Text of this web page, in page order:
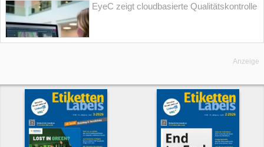
EyeC zeigt cloudbasierte Qualitätskontrolle
Anzeige